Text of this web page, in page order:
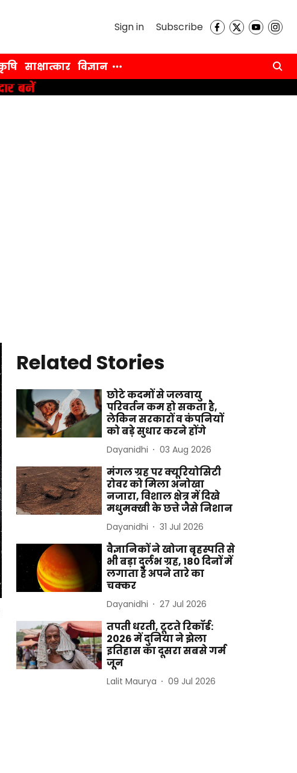
Sign in Subscribe
साक्षात्कार विज्ञान
Related Stories
छोटे कदमों से जलवायु
परिवर्तन कम हो सकता है,
लेकिन सरकारों व कंपनियों
को बड़े सुधार करने होंगे
Dayanidhi 03 Aug 2026
मंगल ग्रह पर क्यूरियोसिटी
रोवर को मिला अनोखा
नजारा, विशाल क्षेत्र में दिखे
मधुमक्खी के छत्ते जैसे निशान
Dayanidhi 31 Jul 2026
वैज्ञानिकों ने खोजा बृहस्पति से
भी बड़ा दुर्लभ ग्रह, 180 दिनों में
लगाता है अपने तारे का
चक्कर
Dayanidhi 27 Jul 2026
तपती धरती, टूटते रिकॉर्ड:
2026 में दुनिया ने झेला
इतिहास का दूसरा सबसे गर्म
जून
Lalit Maurya 09 Jul 2026